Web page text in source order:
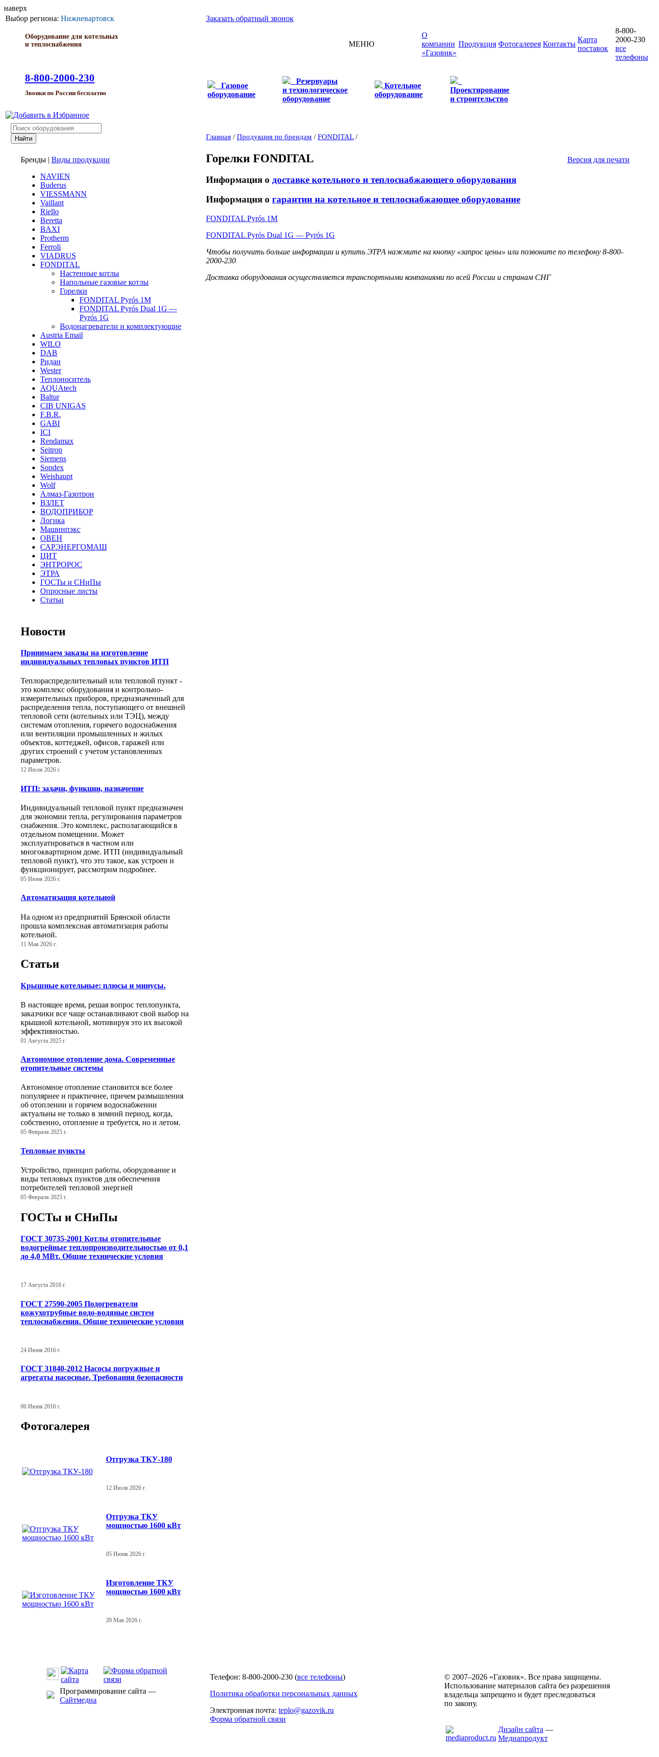
наверх
Выбор региона: Нижневартовск
Оборудование для котельных
и теплоснабжения
8-800-2000-230
Звонки по России бесплатно
Заказать обратный звонок
МЕНЮ
О
компании
«Газовик»
Продукция Фотогалерея Контакты
Карта
поставок
8-800-
2000-230
все
телефоны
Газовое
оборудование
Резервуары
и технологическое
оборудование
Котельное
оборудование
Проектирование
и строительство
Бренды | Виды продукции
NAVIEN
Buderus
VIESSMANN
Vaillant
Riello
Beretta
BAXI
Protherm
Ferroli
VIADRUS
FONDITAL
Настенные котлы
Напольные газовые котлы
Горелки
FONDITAL Pyrós 1M
FONDITAL Pyrós Dual 1G —
Pyrós 1G
Водонагреватели и комплектующие
Austria Email
WILO
DAB
Ридан
Wester
Теплоноситель
AQUAtech
Baltur
CIB UNIGAS
F.B.R.
GABI
ICI
Rendamax
Seitron
Siemens
Sondex
Weishaupt
Wolf
Алмаз-Газотрон
ВЗЛЕТ
ВОДОПРИБОР
Логика
Машинпэкс
ОВЕН
САРЭНЕРГОМАШ
ЦИТ
ЭНТРОРОС
ЭТРА
ГОСТы и СНиПы
Опросные листы
Статьи
Новости
Принимаем заказы на изготовление
индивидуальных тепловых пунктов ИТП
Теплораспределительный или тепловой пункт -
это комплекс оборудования и контрольно-
измерительных приборов, предназначенный для
распределения тепла, поступающего от внешней
тепловой сети (котельных или ТЭЦ), между
системам отопления, горячего водоснабжения
или вентиляции промышленных и жилых
объектов, коттеджей, офисов, гаражей или
других строений с учетом установленных
параметров.
12 Июля 2026 г.
ИТП: задачи, функции, назначение
Индивидуальный тепловой пункт предназначен
для экономии тепла, регулирования параметров
снабжения. Это комплекс, располагающийся в
отдельном помещении. Может
эксплуатироваться в частном или
многоквартирном доме. ИТП (индивидуальный
тепловой пункт), что это такое, как устроен и
функционирует, рассмотрим подробнее.
05 Июня 2026 г.
Автоматизация котельной
На одном из предприятий Брянской области
прошла комплексная автоматизация работы
котельной.
11 Мая 2026 г.
Статьи
Крышные котельные: плюсы и минусы.
В настоящее время, решая вопрос теплопункта,
заказчики все чаще останавливают свой выбор на
крышной котельной, мотивируя это их высокой
эффективностью.
01 Августа 2025 г.
Автономное отопление дома. Современные
отопительные системы
Автономное отопление становится все более
популярнее и практичнее, причем размышления
об отоплении и горячем водоснабжении
актуальны не только в зимний период, когда,
собственно, отопление и требуется, но и летом.
05 Февраля 2025 г.
Тепловые пункты
Устройство, принцип работы, оборудование и
виды тепловых пунктов для обеспечения
потребителей тепловой энергией
05 Февраля 2025 г.
ГОСТы и СНиПы
ГОСТ 30735-2001 Котлы отопительные
водогрейные теплопроизводительностью от 0,1
до 4,0 МВт. Общие технические условия
17 Августа 2016 г.
ГОСТ 27590-2005 Подогреватели
кожухотрубные водо-водяные систем
теплоснабжения. Общие технические условия
24 Июня 2016 г.
ГОСТ 31840-2012 Насосы погружные и
агрегаты насосные. Требования безопасности
06 Июня 2016 г.
Фотогалерея
Отгрузка ТКУ-180
12 Июля 2026 г.
Отгрузка ТКУ
мощностью 1600 кВт
05 Июня 2026 г.
Изготовление ТКУ
мощностью 1600 кВт
20 Мая 2026 г.
Главная / Продукция по брендам / FONDITAL/
Версия для печати
Горелки FONDITAL
Информация о доставке котельного и теплоснабжающего оборудования
Информация о гарантии на котельное и теплоснабжающее оборудование
FONDITAL Pyrós 1M
FONDITAL Pyrós Dual 1G — Pyrós 1G
Чтобы получить больше информации и купить ЭТРА нажмите на кнопку «запрос цены» или позвоните по телефону 8-800-
2000-230
Доставка оборудования осуществляется транспортными компаниями по всей России и странам СНГ
Программирование сайта —
Сайтмедиа
Телефон: 8-800-2000-230 (все телефоны)
Политика обработки персональных данных
Электронная почта: teplo@gazovik.ru
Форма обратной связи
© 2007–2026 «Газовик». Все права защищены.
Использование материалов сайта без разрешения
владельца запрещено и будет преследоваться
по закону.
Дизайн сайта —
Медиапродукт